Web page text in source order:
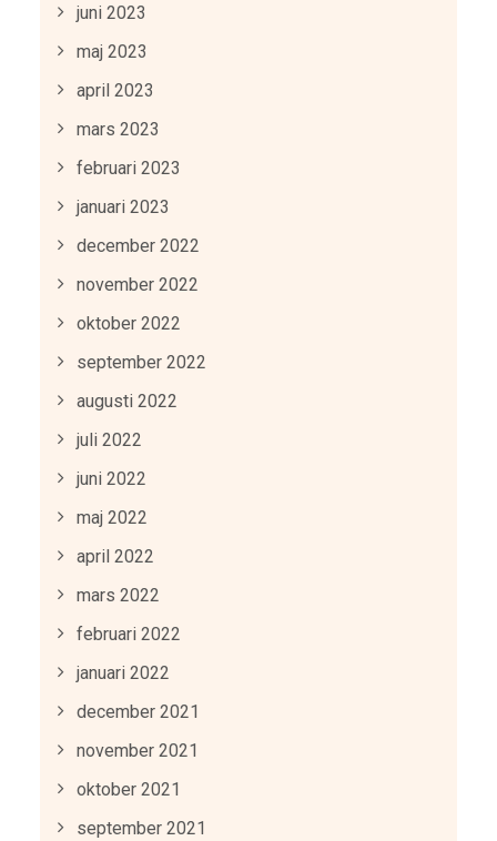
juni 2023
maj 2023
april 2023
mars 2023
februari 2023
januari 2023
december 2022
november 2022
oktober 2022
september 2022
augusti 2022
juli 2022
juni 2022
maj 2022
april 2022
mars 2022
februari 2022
januari 2022
december 2021
november 2021
oktober 2021
september 2021